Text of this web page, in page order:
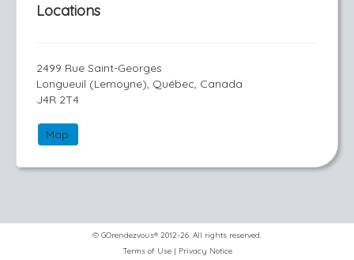
Locations
2499 Rue Saint-Georges
Longueuil (Lemoyne), Québec, Canada
J4R 2T4
Map
© GOrendezvous® 2012-26. All rights reserved.
Terms of Use| Privacy Notice